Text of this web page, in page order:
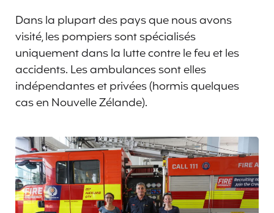
Dans la plupart des pays que nous avons
visité, les pompiers sont spécialisés
uniquement dans la lutte contre le feu et les
accidents. Les ambulances sont elles
indépendantes et privées (hormis quelques
cas en Nouvelle Zélande).